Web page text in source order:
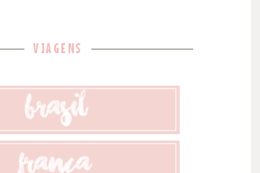
VIAGENS